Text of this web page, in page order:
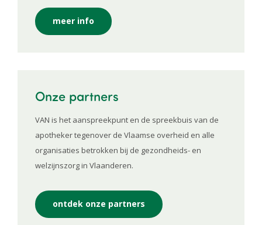
meer info
Onze partners
VAN is het aanspreekpunt en de spreekbuis van de
apotheker tegenover de Vlaamse overheid en alle
organisaties betrokken bij de gezondheids- en
welzijnszorg in Vlaanderen.
ontdek onze partners